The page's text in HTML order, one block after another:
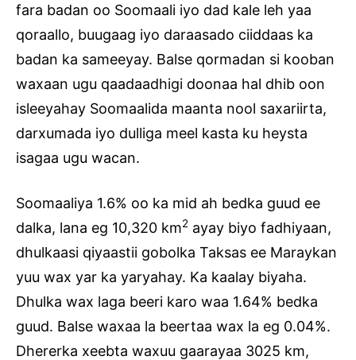
fara badan oo Soomaali iyo dad kale leh yaa
qoraallo, buugaag iyo daraasado ciiddaas ka
badan ka sameeyay. Balse qormadan si kooban
waxaan ugu qaadaadhigi doonaa hal dhib oon
isleeyahay Soomaalida maanta nool saxariirta,
darxumada iyo dulliga meel kasta ku heysta
isagaa ugu wacan.
Soomaaliya 1.6% oo ka mid ah bedka guud ee
dalka, lana eg 10,320 km2 ayay biyo fadhiyaan,
dhulkaasi qiyaastii gobolka Taksas ee Maraykan
yuu wax yar ka yaryahay. Ka kaalay biyaha.
Dhulka wax laga beeri karo waa 1.64% bedka
guud. Balse waxaa la beertaa wax la eg 0.04%.
Dhererka xeebta waxuu gaarayaa 3025 km,